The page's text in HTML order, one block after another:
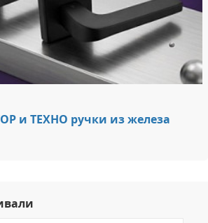
и ТЕХНО ручки из железа